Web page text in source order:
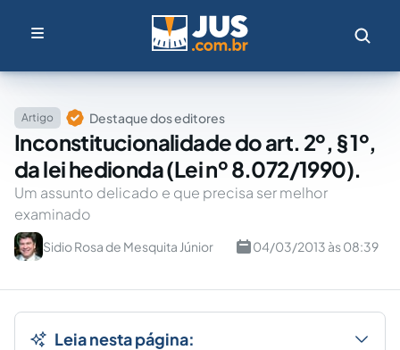
Artigo Destaque dos editores
Inconstitucionalidade do art. 2º, § 1º,
da lei hedionda (Lei nº 8.072/1990).
Um assunto delicado e que precisa ser melhor
examinado
Sidio Rosa de Mesquita Júnior 04/03/2013 às 08:39
Leia nesta página: